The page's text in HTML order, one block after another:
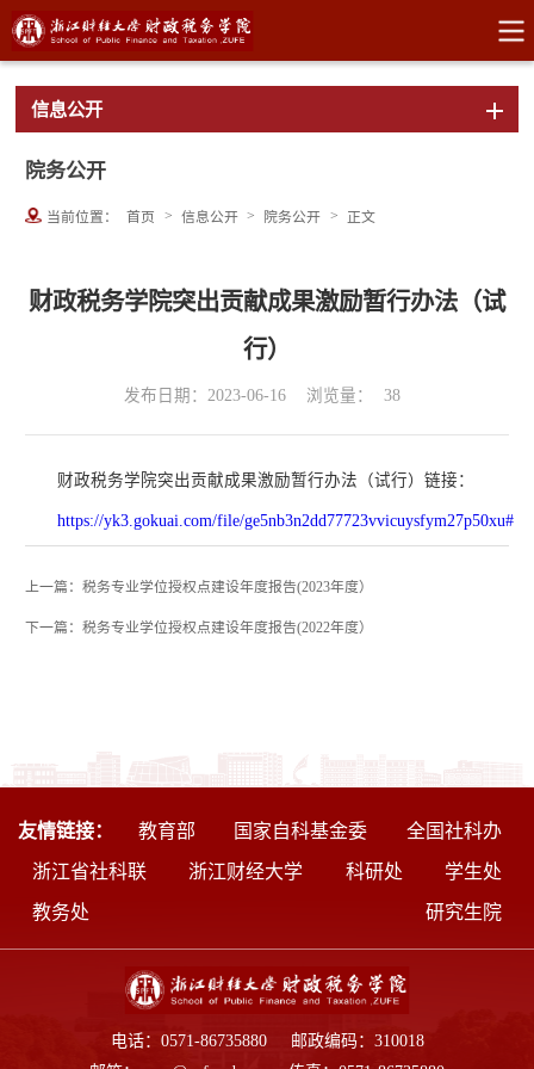
信息公开
院务公开
当前位置： 首页 > 信息公开 > 院务公开 > 正文
财政税务学院突出贡献成果激励暂行办法（试
行）
发布日期：2023-06-16 浏览量： 38
财政税务学院突出贡献成果激励暂行办法（试行）链接：
https://yk3.gokuai.com/file/ge5nb3n2dd77723vvicuysfym27p50xu#
上一篇：税务专业学位授权点建设年度报告(2023年度）
下一篇：税务专业学位授权点建设年度报告(2022年度）
友情链接： 教育部 国家自科基金委
全国社科办
浙江省社科联
浙江财经大学 科研处
学生处
教务处
研究生院
电话：0571-86735880 邮政编码：310018